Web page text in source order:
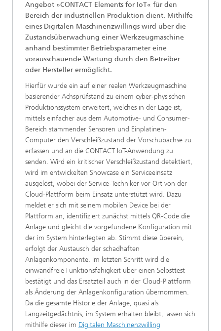
Angebot »CONTACT Elements for IoT« für den
Bereich der industriellen Produktion dient. Mithilfe
eines Digitalen Maschinenzwillings wird über die
Zustandsüberwachung einer Werkzeugmaschine
anhand bestimmter Betriebsparameter eine
vorausschauende Wartung durch den Betreiber
oder Hersteller ermöglicht.
Hierfür wurde ein auf einer realen Werkzeugmaschine
basierender Achsprüfstand zu einem cyber-physischen
Produktionssystem erweitert, welches in der Lage ist,
mittels einfacher aus dem Automotive- und Consumer-
Bereich stammender Sensoren und Einplatinen-
Computer den Verschleißzustand der Vorschub­achse zu
erfassen und an die CONTACT IoT-Anwendung zu
senden. Wird ein kritischer Verschleißzustand detektiert,
wird im entwickelten Showcase ein Serviceeinsatz
ausgelöst, wobei der Service-Techniker vor Ort von der
Cloud-Plattform beim Einsatz unterstützt wird. Dazu
meldet er sich mit seinem mobilen Device bei der
Plattform an, identifiziert zunächst mittels QR-Code die
Anlage und gleicht die vorgefundene Konfiguration mit
der im System hinterlegten ab. Stimmt diese überein,
erfolgt der Austausch der schadhaften
Anlagenkomponente. Im letzten Schritt wird die
einwandfreie Funktionsfähigkeit über einen Selbsttest
bestätigt und das Ersatzteil auch in der Cloud-Plattform
als Änderung der Anlagenkonfiguration übernommen.
Da die gesamte Historie der Anlage, quasi als
Langzeitgedächtnis, im System erhalten bleibt, lassen sich
mithilfe dieser im Digitalen Maschinenzwilling